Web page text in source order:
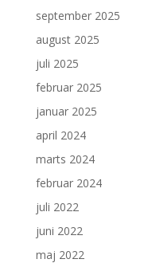
september 2025
august 2025
juli 2025
februar 2025
januar 2025
april 2024
marts 2024
februar 2024
juli 2022
juni 2022
maj 2022